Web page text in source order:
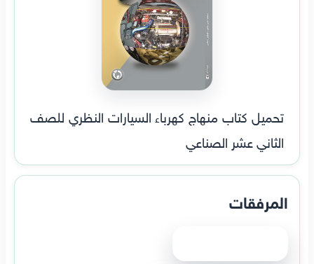
تحميل كتاب منهاج كهرباء السيارات النظري للصف
الثاني عشر الصناعي
المرفقات